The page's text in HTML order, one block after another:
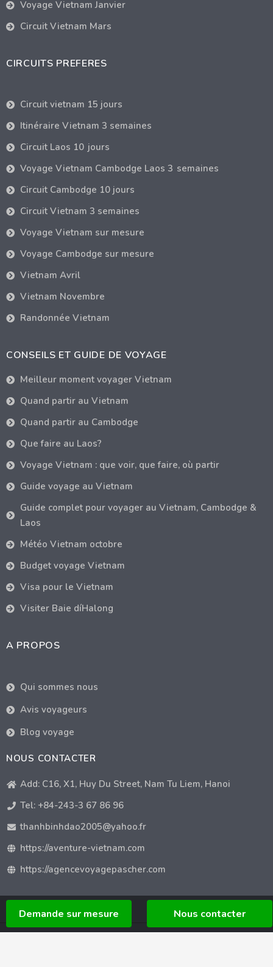
Voyage Vietnam Janvier
Circuit Vietnam Mars
CIRCUITS PREFERES
Circuit vietnam 15 jours
Itinéraire Vietnam 3 semaines
Circuit Laos 10 jours
Voyage Vietnam Cambodge Laos 3 semaines
Circuit Cambodge 10 jours
Circuit Vietnam 3 semaines
Voyage Vietnam sur mesure
Voyage Cambodge sur mesure
Vietnam Avril
Vietnam Novembre
Randonnée Vietnam
CONSEILS ET GUIDE DE VOYAGE
Meilleur moment voyager Vietnam
Quand partir au Vietnam
Quand partir au Cambodge
Que faire au Laos?
Voyage Vietnam : que voir, que faire, où partir
Guide voyage au Vietnam
Guide complet pour voyager au Vietnam, Cambodge &
Laos
Météo Vietnam octobre
Budget voyage Vietnam
Visa pour le Vietnam
Visiter Baie díHalong
A PROPOS
Qui sommes nous
Avis voyageurs
Blog voyage
NOUS CONTACTER
Add: C16, X1, Huy Du Street, Nam Tu Liem, Hanoi
Tel: +84-243-3 67 86 96
thanhbinhdao2005@yahoo.fr
https://aventure-vietnam.com
https://agencevoyagepascher.com
Demande sur mesure Nous contacter